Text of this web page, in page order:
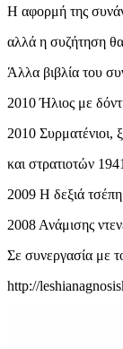
Η αφορμή της
αλλά η συζήτηση
Άλλα βιβλία του
2010 Ήλιος με
2010 Συρματένιοι,
και στρατιοτών
2009 Η δεξιά
2008 Ανάμισης
Σε συνεργασία με
http://